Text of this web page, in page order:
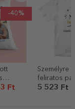
-40%
Ft
Személyre
feliratos
Nasa
5 523 Ft